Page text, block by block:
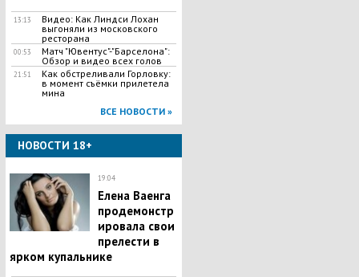
13:13
Видео: Как Линдси Лохан
выгоняли из московского
ресторана
00:53
Матч "Ювентус"-"Барселона":
Обзор и видео всех голов
21:51
Как обстреливали Горловку:
в момент съёмки прилетела
мина
ВСЕ НОВОСТИ »
НОВОСТИ 18+
19:04
Елена Ваенга
продемонстр
ировала свои
прелести в
ярком купальнике